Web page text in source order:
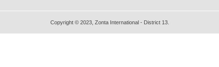
Copyright © 2023, Zonta International - District 13.